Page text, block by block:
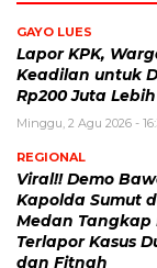
GAYO LUES
Lapor KPK,
Keadilan untuk
Rp200 Juta Lebih
Minggu, 2 Agu 2026 -
REGIONAL
Viral!! Demo
Kapolda Sumut
Medan Tangkap
Terlapor Kasus
dan Fitnah